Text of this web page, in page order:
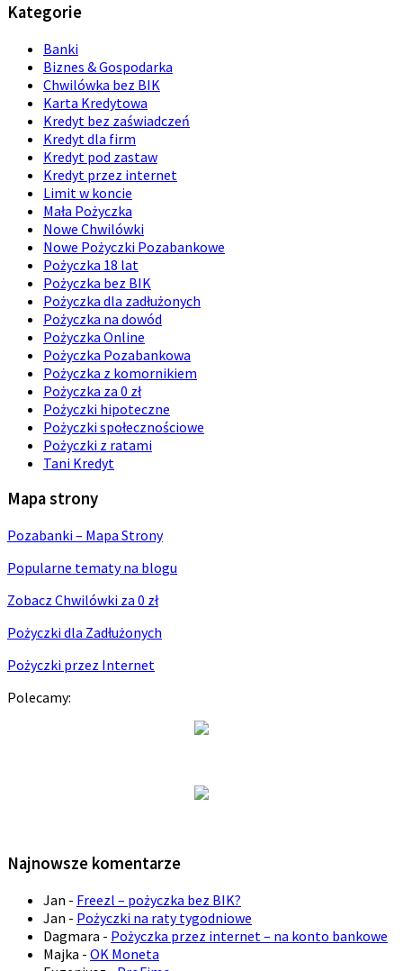
Kategorie
Banki
Biznes & Gospodarka
Chwilówka bez BIK
Karta Kredytowa
Kredyt bez zaświadczeń
Kredyt dla firm
Kredyt pod zastaw
Kredyt przez internet
Limit w koncie
Mała Pożyczka
Nowe Chwilówki
Nowe Pożyczki Pozabankowe
Pożyczka 18 lat
Pożyczka bez BIK
Pożyczka dla zadłużonych
Pożyczka na dowód
Pożyczka Online
Pożyczka Pozabankowa
Pożyczka z komornikiem
Pożyczka za 0 zł
Pożyczki hipoteczne
Pożyczki społecznościowe
Pożyczki z ratami
Tani Kredyt
Mapa strony
Pozabanki – Mapa Strony
Popularne tematy na blogu
Zobacz Chwilówki za 0 zł
Pożyczki dla Zadłużonych
Pożyczki przez Internet
Polecamy:
Najnowsze komentarze
Jan - Freezl – pożyczka bez BIK?
Jan - Pożyczki na raty tygodniowe
Dagmara - Pożyczka przez internet – na konto bankowe
Majka - OK Moneta